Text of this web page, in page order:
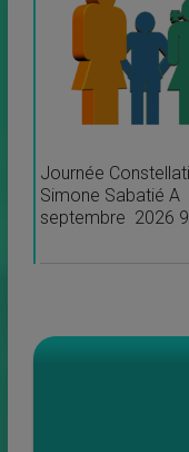
Journée
Simone Sabatié
septembre 2026